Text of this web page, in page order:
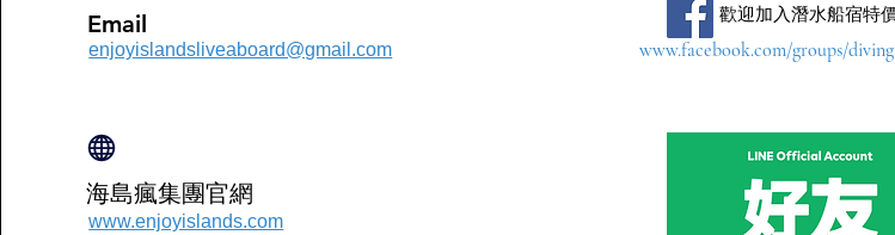
Email
enjoyislandsliveaboard@gmail.com
海島瘋集團官網
www.enjoyislands.com
歡迎加入潛水船宿特
www.facebook.com/groups/